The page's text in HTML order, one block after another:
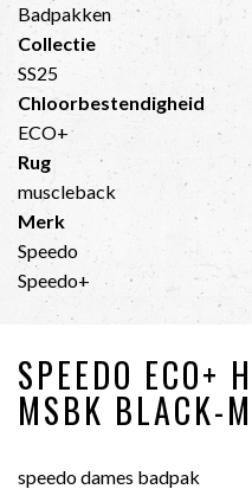
Badpakken
Collectie
SS25
Chloorbestendigheid
ECO+
Rug
muscleback
Merk
Speedo
Speedo+
SPEEDO ECO+
MSBK BLACK-
speedo dames badpak